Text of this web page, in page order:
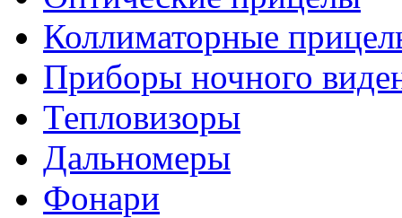
Коллиматорные
Приборы ночного
Тепловизоры
Дальномеры
Фонари